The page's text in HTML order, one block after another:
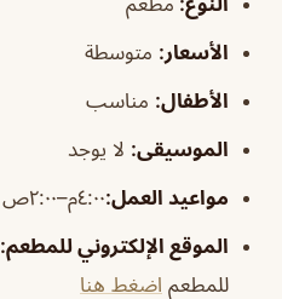
الأسعار: متوسطة
الأطفال: مناسب
الموسيقى: لا يوجد
مواعيد العمل:٤:٠٠م–٢:٠٠ص
الموقع الإلكتروني للمطعم:
للمطعم اضغط هنا